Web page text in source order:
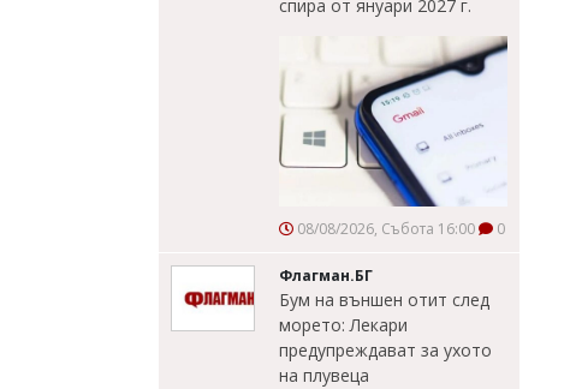
спира от януари 2027 г.
08/08/2026, Събота 16:00 0
Флагман.БГ
Бум на външен отит след
морето: Лекари
предупреждават за ухото
на плувеца